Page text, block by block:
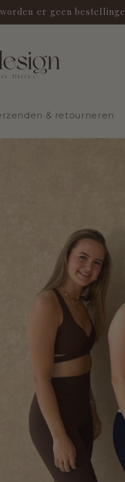
er geen
& retourneren